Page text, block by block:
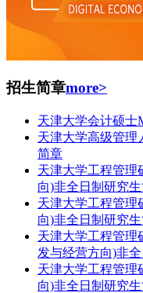
招生简章more>
天津大学会计硕士
天津大学高级管理
简章
天津大学工程管理
向)非全日制研究
天津大学工程管理
向)非全日制研究
天津大学工程管理
发与经营方向)非
天津大学工程管理
向)非全日制研究